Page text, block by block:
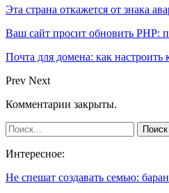
Эта страна откажется от знака
Ваш сайт просит обновить PHP:
Почта для домена: как
Prev Next
Комментарии закрыты.
Интересное:
Не спешат создавать семью: